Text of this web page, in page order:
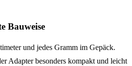
Bauweise
und jedes Gramm im Gepäck.
Adapter besonders kompakt und leicht